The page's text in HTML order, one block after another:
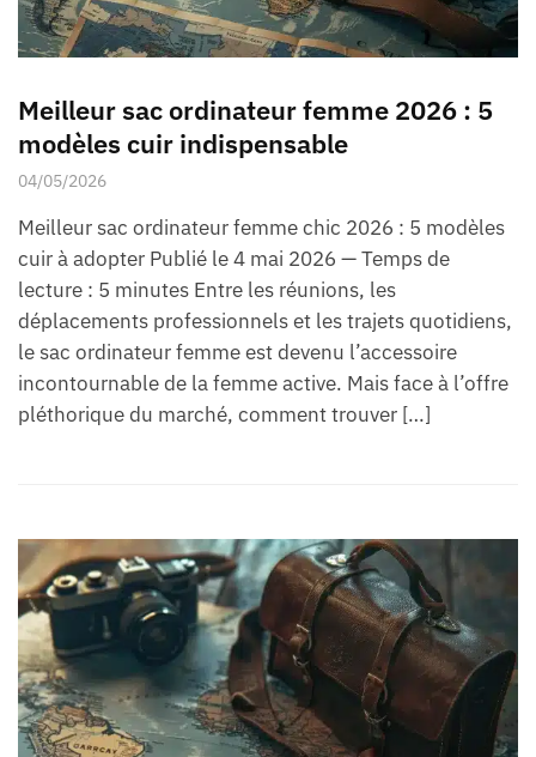
Meilleur sac ordinateur femme 2026 : 5
modèles cuir indispensable
04/05/2026
Meilleur sac ordinateur femme chic 2026 : 5 modèles
cuir à adopter Publié le 4 mai 2026 — Temps de
lecture : 5 minutes Entre les réunions, les
déplacements professionnels et les trajets quotidiens,
le sac ordinateur femme est devenu l’accessoire
incontournable de la femme active. Mais face à l’offre
pléthorique du marché, comment trouver […]